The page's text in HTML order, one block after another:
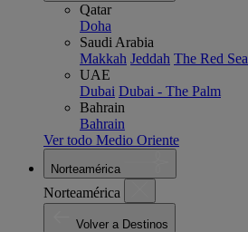
Qatar
Doha
Saudi Arabia
Makkah Jeddah The Red Sea
UAE
Dubai Dubai - The Palm
Bahrain
Bahrain
Ver todo Medio Oriente
Norteamérica
Norteamérica
Volver a Destinos